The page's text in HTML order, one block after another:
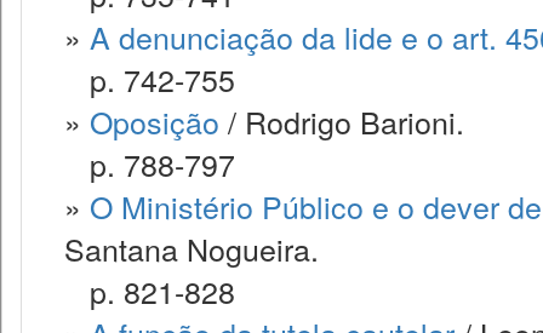
» A denunciação da lide e o art.
p. 742-755
» Oposição / Rodrigo Barioni.
p. 788-797
» O Ministério Público e o dever
Santana Nogueira.
p. 821-828